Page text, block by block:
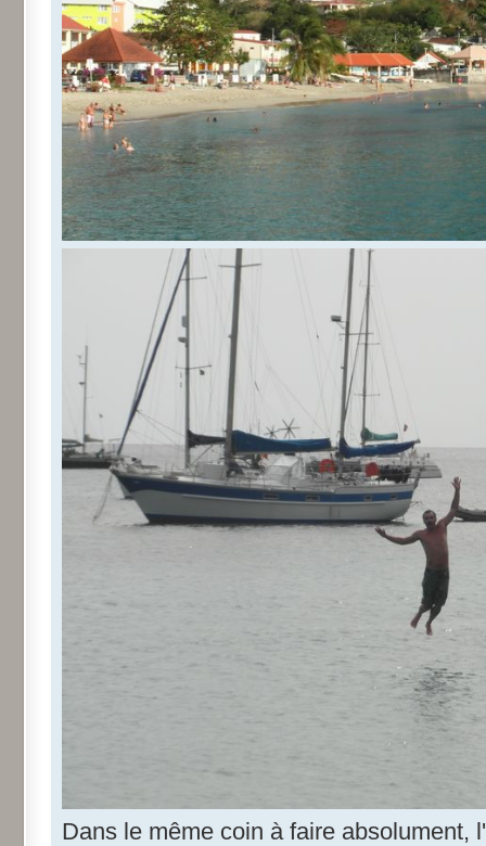
Dans le même coin à faire absolument,